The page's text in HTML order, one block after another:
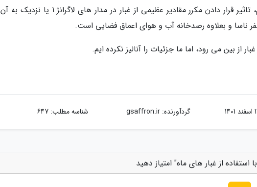
به عنوان مثال، یکی از نکات مهم و نامعلوم، تاثیر قرار دادن مکرر مقادیر عظیمی از غبار در مدار های لاگرانژ 1 یا نزدیک به آن
و بعلاوه رصدخانه آب و هوای اعماق فضایی است.
از بین می رود، اما ما جزئیات را آنالیز نکرده ایم.
گردآورنده:gsaffron.ir شناسه مطلب: 647
از غبار های ماه" امتیاز دهید